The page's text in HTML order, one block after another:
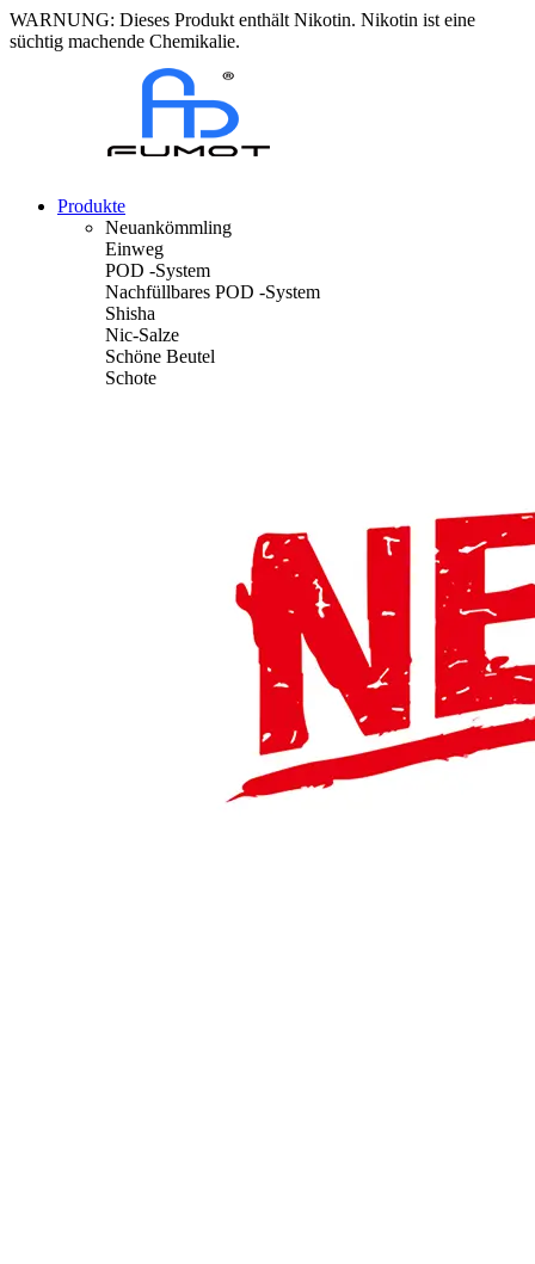
WARNUNG: Dieses Produkt enthält Nikotin. Nikotin ist eine
süchtig machende Chemikalie.
Produkte
Neuankömmling
Einweg
POD -System
Nachfüllbares POD -System
Shisha
Nic-Salze
Schöne Beutel
Schote